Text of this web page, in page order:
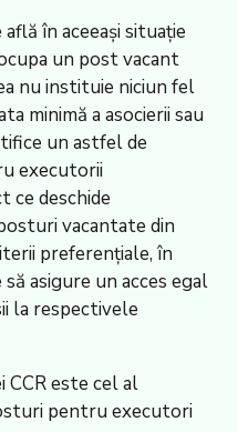
în aceeaşi situaţie
un post vacant
nu instituie niciun fel
minimă a asocierii sau
un astfel de
executorii
ce deschide
vacantate din
preferenţiale, în
asigure un acces egal
la respectivele
CCR este cel al
pentru executori